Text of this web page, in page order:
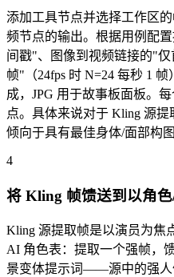
添加工具节点并选择工作区
频节点的输出。根据用例配
间戳"、图像到视频链接的"
帧"（24fps 时 N=24 每秒 1
成，JPG 用于故事板面板。
点。具体来说对于 Kling 源提
倾向于具有最佳身体/面部构
4
将 Kling 帧馈送到以角
Kling 源提取帧是以演员为焦
AI 角色表：提取一个强帧，
景变体提示词——源中的强人